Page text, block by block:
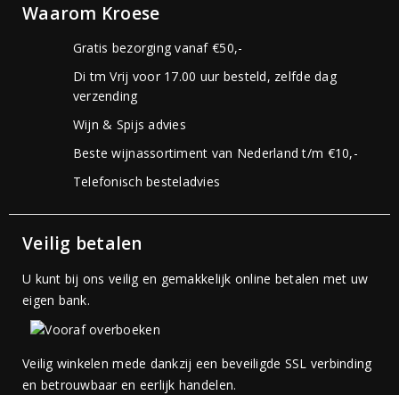
Waarom Kroese
Gratis bezorging vanaf €50,-
Di tm Vrij voor 17.00 uur besteld, zelfde dag
verzending
Wijn & Spijs advies
Beste wijnassortiment van Nederland t/m €10,-
Telefonisch besteladvies
Veilig betalen
U kunt bij ons veilig en gemakkelijk online betalen met uw
eigen bank.
Veilig winkelen mede dankzij een beveiligde SSL verbinding
en betrouwbaar en eerlijk handelen.